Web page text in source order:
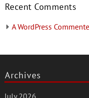
Recent Comments
A WordPress
Archives
July 2026